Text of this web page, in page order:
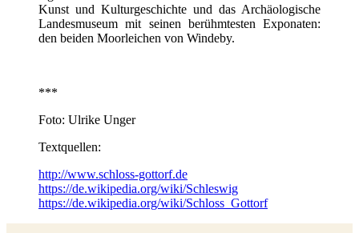
Kunst und Kulturgeschichte und das Archäologische
Landesmuseum mit seinen berühmtesten Exponaten:
den beiden Moorleichen von Windeby.
***
Foto: Ulrike Unger
Textquellen:
http://www.schloss-gottorf.de
https://de.wikipedia.org/wiki/Schleswig
https://de.wikipedia.org/wiki/Schloss_Gottorf